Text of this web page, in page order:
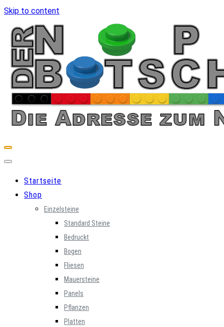
Skip to content
Startseite
Shop
Einzelsteine
Standard Steine
Bedruckt
Bogen
Fliesen
Mauersteine
Panels
Pflanzen
Platten